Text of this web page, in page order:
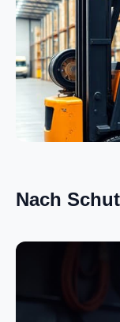
Logistik
Nach